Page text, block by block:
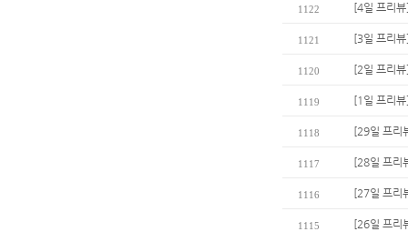
1122 [4일 프리
1121 [3일 프리
1120 [2일 프리
1119 [1일 프리
1118 [29일 프리
1117 [28일 프리
1116 [27일 프리
1115 [26일 프리